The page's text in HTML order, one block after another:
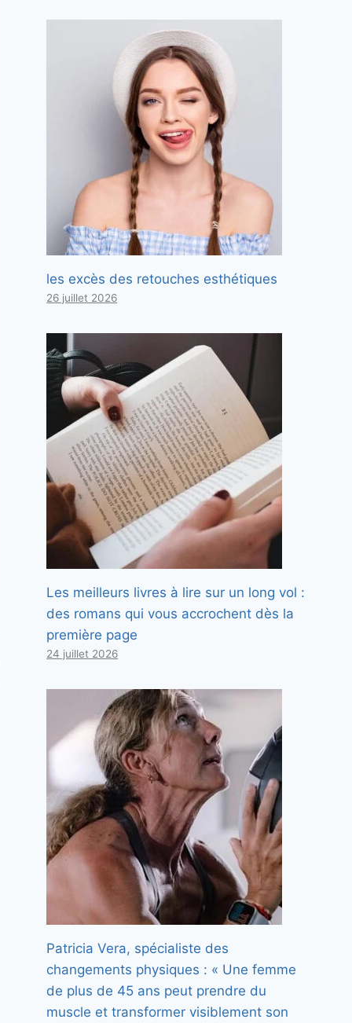
les excès des retouches esthétiques
26 juillet 2026
Les meilleurs livres à lire sur un long vol :
des romans qui vous accrochent dès la
première page
24 juillet 2026
Patricia Vera, spécialiste des
changements physiques : « Une femme
de plus de 45 ans peut prendre du
muscle et transformer visiblement son